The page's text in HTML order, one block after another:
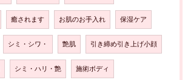
癒されます お肌のお手入れ 保湿ケア
シミ・シワ・ 艶肌 引き締め引き上げ小顔
シミ・ハリ・艶 施術ボディ